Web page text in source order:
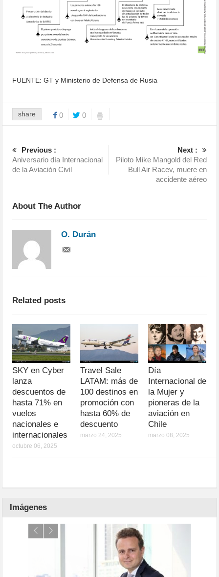
FUENTE: GT y Ministerio de Defensa de Rusia
share 0 0
Previous :
Aniversario día Internacional
de la Aviación Civil
Next :
Piloto Mike Mangold del Red
Bull Air Racev, muere en
accidente aéreo
About The Author
O. Durán
Related posts
SKY en Cyber
lanza
descuentos de
hasta 71% en
vuelos
nacionales e
internacionales
octubre 06, 2025
Travel Sale
LATAM: más de
100 destinos en
promoción con
hasta 60% de
descuento
marzo 24, 2025
Día
Internacional de
la Mujer y
pioneras de la
aviación en
Chile
marzo 08, 2025
Imágenes